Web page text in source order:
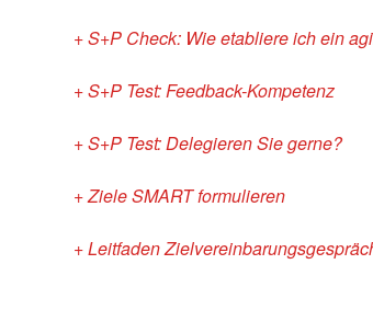
+ S+P Check: Wie etabliere ich ein
+ S+P Test: Feedback-Kompetenz
+ S+P Test: Delegieren Sie gerne?
+ Ziele SMART formulieren
+ Leitfaden